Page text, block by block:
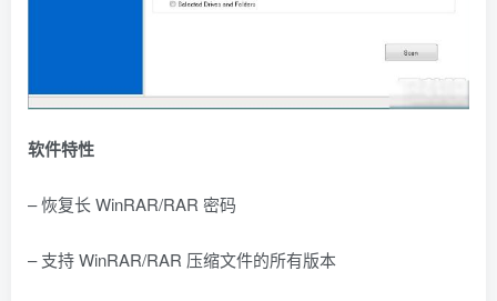
软件特性
– 恢复长 WinRAR/RAR 密码
– 支持 WinRAR/RAR 压缩文件的所有版本